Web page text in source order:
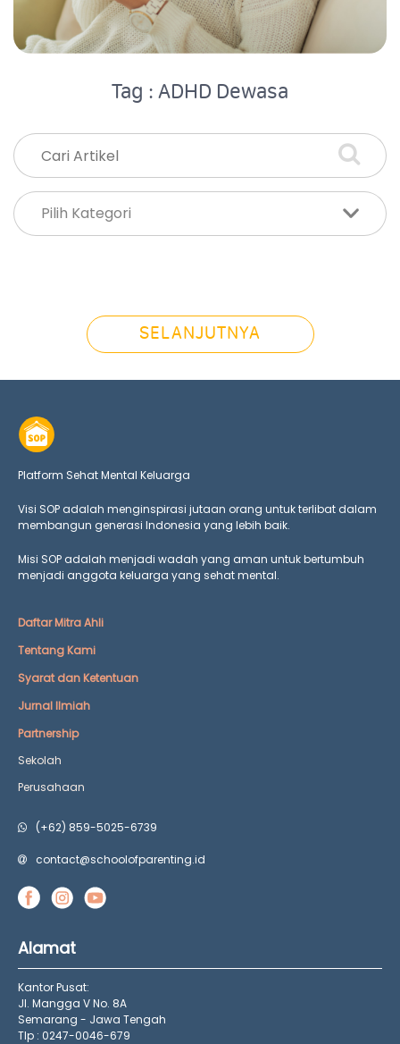
Tag : ADHD Dewasa
SELANJUTNYA
Platform Sehat Mental Keluarga
Visi SOP adalah menginspirasi jutaan orang untuk terlibat dalam
membangun generasi Indonesia yang lebih baik.
Misi SOP adalah menjadi wadah yang aman untuk bertumbuh
menjadi anggota keluarga yang sehat mental.
Daftar Mitra Ahli
Tentang Kami
Syarat dan Ketentuan
Jurnal Ilmiah
Partnership
Sekolah
Perusahaan
(+62) 859-5025-6739
contact@schoolofparenting.id
Alamat
Kantor Pusat:
Jl. Mangga V No. 8A
Semarang - Jawa Tengah
Tlp : 0247-0046-679